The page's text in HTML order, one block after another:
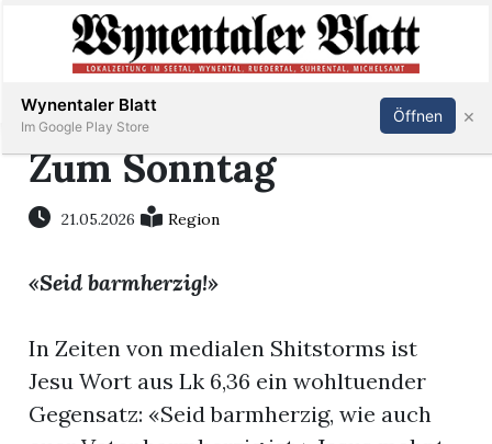
Immobilien
Veranstaltungen
Stellen
E-
Paper
Abonnieren Anmelden
Zum Sonntag
21.05.2026 Region
«Seid barmherzig!»
In Zeiten von medialen Shitstorms ist
Jesu Wort aus Lk 6,36 ein wohltuender
Gegensatz: «Seid barmherzig, wie auch
Wynentaler Blatt
Im Google Play Store
Öffnen ×